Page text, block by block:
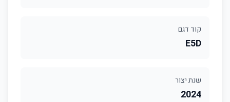
קוד דגם
E5D
שנת יצור
2024